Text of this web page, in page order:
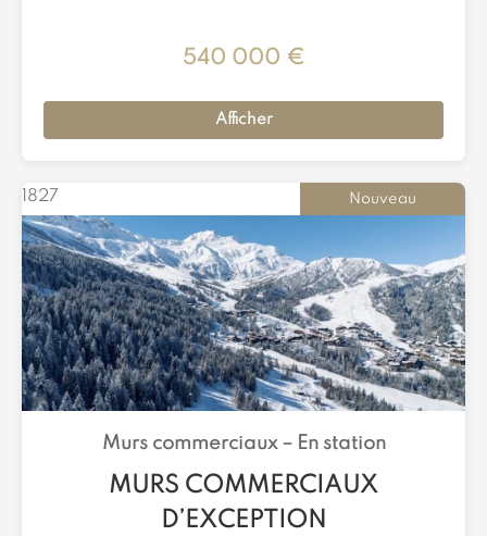
540 000 €
Afficher
1827 Nouveau
Murs commerciaux – En station
MURS COMMERCIAUX
D’EXCEPTION